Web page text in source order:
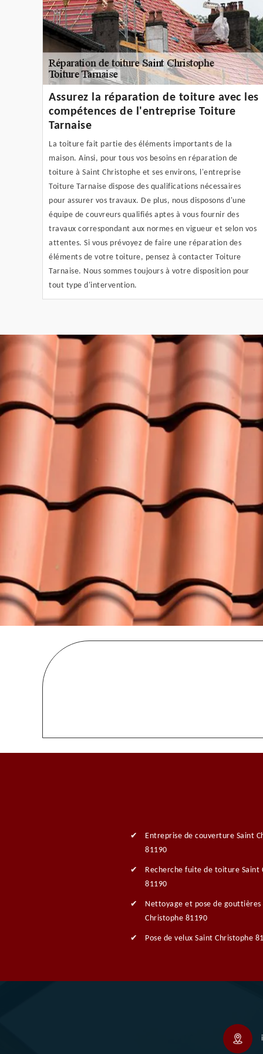
Assurez la réparation de toiture avec les
compétences de l'entreprise Toiture
Tarnaise
La toiture fait partie des éléments importants de la
maison. Ainsi, pour tous vos besoins en réparation de
toiture à Saint Christophe et ses environs, l'entreprise
Toiture Tarnaise dispose des qualifications nécessaires
pour assurer vos travaux. De plus, nous disposons d'une
équipe de couvreurs qualifiés aptes à vous fournir des
travaux correspondant aux normes en vigueur et selon vos
attentes. Si vous prévoyez de faire une réparation des
éléments de votre toiture, pensez à contacter Toiture
Tarnaise. Nous sommes toujours à votre disposition pour
tout type d'intervention.
Entreprise de couverture Saint
81190
Recherche fuite de toiture Saint
81190
Nettoyage et pose de gouttières
Christophe 81190
Pose de velux Saint Christophe